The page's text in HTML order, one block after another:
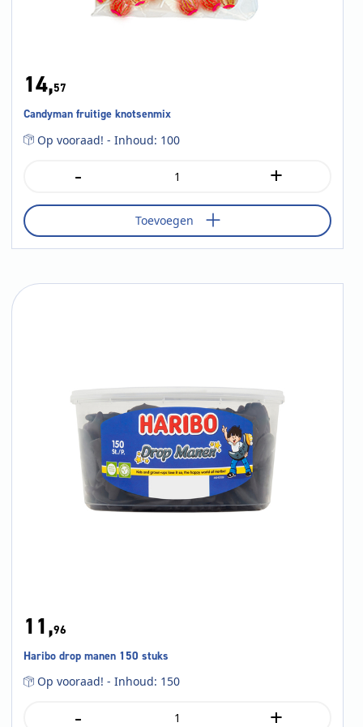
14,57
Candyman fruitige knotsenmix
Op vooraad! - Inhoud: 100
-
Candyman
knotsenmix
+
Toevoegen
11,96
Haribo drop manen 150 stuks
Op vooraad! - Inhoud: 150
- +